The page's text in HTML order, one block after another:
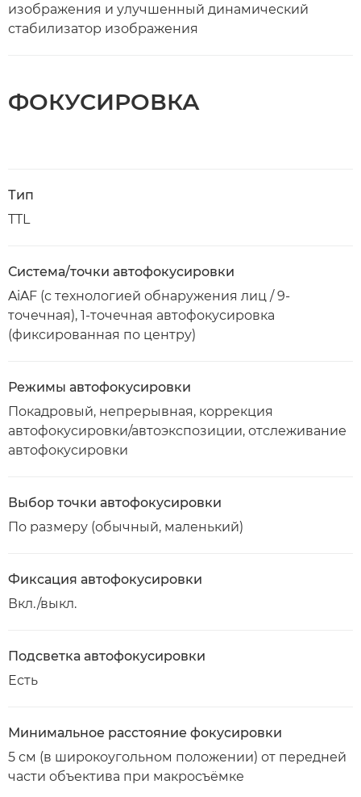
изображения и улучшенный динамический
стабилизатор изображения
ФОКУСИРОВКА
Тип
TTL
Система/точки автофокусировки
AiAF (с технологией обнаружения лиц / 9-
точечная), 1-точечная автофокусировка
(фиксированная по центру)
Режимы автофокусировки
Покадровый, непрерывная, коррекция
автофокусировки/автоэкспозиции, отслеживание
автофокусировки
Выбор точки автофокусировки
По размеру (обычный, маленький)
Фиксация автофокусировки
Вкл./выкл.
Подсветка автофокусировки
Есть
Минимальное расстояние фокусировки
5 см (в широкоугольном положении) от передней
части объектива при макросъёмке